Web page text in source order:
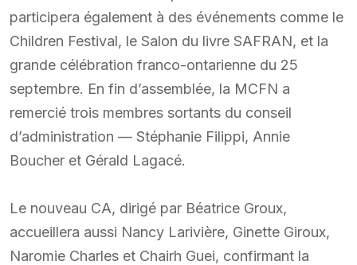
participera également à des événements comme le
Children Festival, le Salon du livre SAFRAN, et la
grande célébration franco-ontarienne du 25
septembre. En fin d’assemblée, la MCFN a
remercié trois membres sortants du conseil
d’administration — Stéphanie Filippi, Annie
Boucher et Gérald Lagacé.
Le nouveau CA, dirigé par Béatrice Groux,
accueillera aussi Nancy Larivière, Ginette Giroux,
Naromie Charles et Chairh Guei, confirmant la